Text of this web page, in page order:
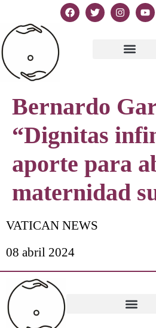
Bernardo
“Dignitas
aporte para
maternidad
VATICAN NEWS
08 abril 2024